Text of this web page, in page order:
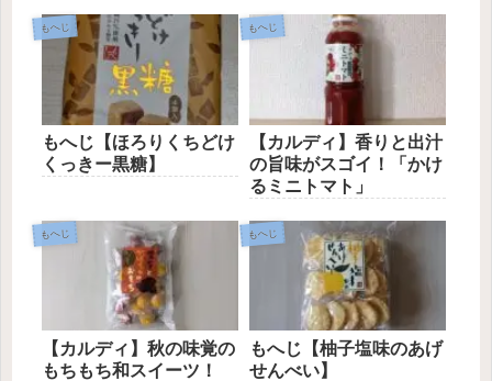
もへじ
もへじ【ほろりくちどけ
くっきー黒糖】
もへじ
【カルディ】香りと出汁
の旨味がスゴイ！「かけ
るミニトマト」
もへじ
【カルディ】秋の味覚の
もちもち和スイーツ！
もへじ
もへじ【柚子塩味のあげ
せんべい】